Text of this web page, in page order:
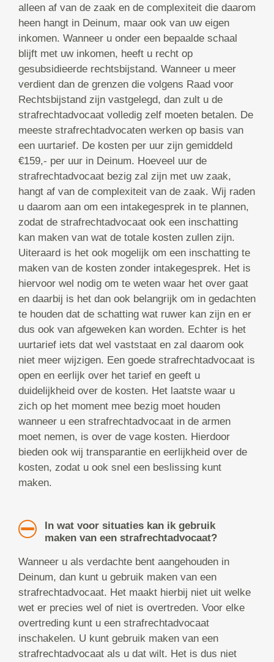
alleen af van de zaak en de complexiteit die daarom
heen hangt in Deinum, maar ook van uw eigen
inkomen. Wanneer u onder een bepaalde schaal
blijft met uw inkomen, heeft u recht op
gesubsidieerde rechtsbijstand. Wanneer u meer
verdient dan de grenzen die volgens Raad voor
Rechtsbijstand zijn vastgelegd, dan zult u de
strafrechtadvocaat volledig zelf moeten betalen. De
meeste strafrechtadvocaten werken op basis van
een uurtarief. De kosten per uur zijn gemiddeld
€159,- per uur in Deinum. Hoeveel uur de
strafrechtadvocaat bezig zal zijn met uw zaak,
hangt af van de complexiteit van de zaak. Wij raden
u daarom aan om een intakegesprek in te plannen,
zodat de strafrechtadvocaat ook een inschatting
kan maken van wat de totale kosten zullen zijn.
Uiteraard is het ook mogelijk om een inschatting te
maken van de kosten zonder intakegesprek. Het is
hiervoor wel nodig om te weten waar het over gaat
en daarbij is het dan ook belangrijk om in gedachten
te houden dat de schatting wat ruwer kan zijn en er
dus ook van afgeweken kan worden. Echter is het
uurtarief iets dat wel vaststaat en zal daarom ook
niet meer wijzigen. Een goede strafrechtadvocaat is
open en eerlijk over het tarief en geeft u
duidelijkheid over de kosten. Het laatste waar u
zich op het moment mee bezig moet houden
wanneer u een strafrechtadvocaat in de armen
moet nemen, is over de vage kosten. Hierdoor
bieden ook wij transparantie en eerlijkheid over de
kosten, zodat u ook snel een beslissing kunt
maken.
In wat voor situaties kan ik gebruik
maken van een strafrechtadvocaat?
Wanneer u als verdachte bent aangehouden in
Deinum, dan kunt u gebruik maken van een
strafrechtadvocaat. Het maakt hierbij niet uit welke
wet er precies wel of niet is overtreden. Voor elke
overtreding kunt u een strafrechtadvocaat
inschakelen. U kunt gebruik maken van een
strafrechtadvocaat als u dat wilt. Het is dus niet